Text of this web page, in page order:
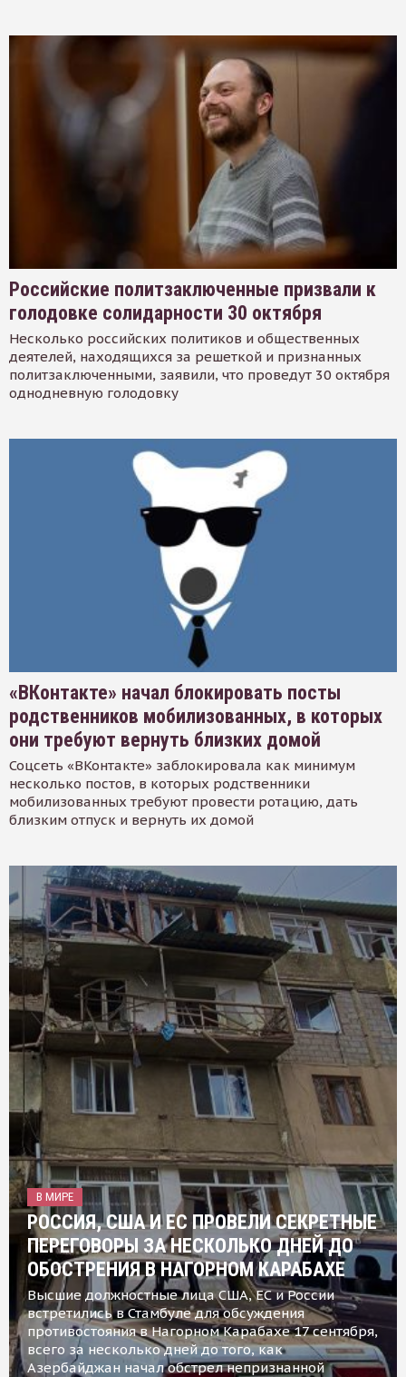
Российские политзаключенные призвали к
голодовке солидарности 30 октября
Несколько российских политиков и общественных
деятелей, находящихся за решеткой и признанных
политзаключенными, заявили, что проведут 30 октября
однодневную голодовку
«ВКонтакте» начал блокировать посты
родственников мобилизованных, в которых
они требуют вернуть близких домой
Соцсеть «ВКонтакте» заблокировала как минимум
несколько постов, в которых родственники
мобилизованных требуют провести ротацию, дать
близким отпуск и вернуть их домой
В МИРЕ
РОССИЯ, США И ЕС ПРОВЕЛИ СЕКРЕТНЫЕ
ПЕРЕГОВОРЫ ЗА НЕСКОЛЬКО ДНЕЙ ДО
ОБОСТРЕНИЯ В НАГОРНОМ КАРАБАХЕ
Высшие должностные лица США, ЕС и России
встретились в Стамбуле для обсуждения
противостояния в Нагорном Карабахе 17 сентября,
всего за несколько дней до того, как
Азербайджан начал обстрел непризнанной